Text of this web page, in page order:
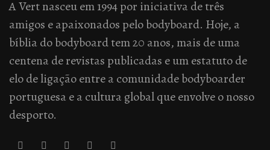
A Vert nasceu em 1994 por iniciativa de três
amigos e apaixonados pelo bodyboard. Hoje, a
bíblia do bodyboard tem 20 anos, mais de uma
centena de revistas publicadas e um estatuto de
elo de ligação entre a comunidade bodyboarder
portuguesa e a cultura global que envolve o nosso
desporto.